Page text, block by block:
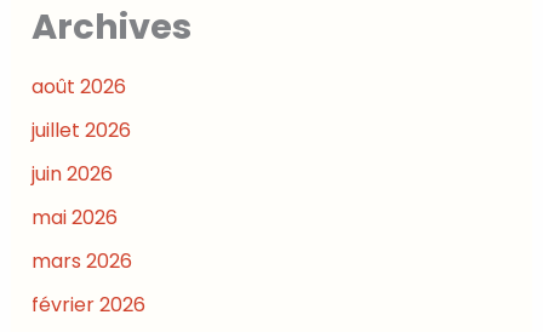
Archives
août 2026
juillet 2026
juin 2026
mai 2026
mars 2026
février 2026